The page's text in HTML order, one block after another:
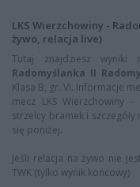
LKS Wierzchowiny -
żywo, relacja live)
Tutaj znajdziesz
Radomyślanka II
Klasa B, gr. VI. Informacje
mecz LKS Wierzchowiny
strzelcy bramek i
się poniżej.
Jeśli relacja na żywo nie
TWK (tylko wynik końcowy)